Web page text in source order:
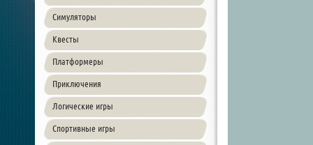
Симуляторы
Квесты
Платформеры
Приключения
Логические игры
Спортивные игры